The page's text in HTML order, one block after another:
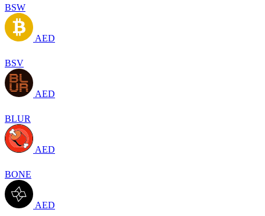
BSW
AED
BSV
AED
BLUR
AED
BONE
AED